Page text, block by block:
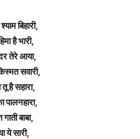
बिहारी,
है भारी,
तेरे आया,
सवारी,
तू है सहारा,
पालनहारा,
बाबा,
ये सारी,